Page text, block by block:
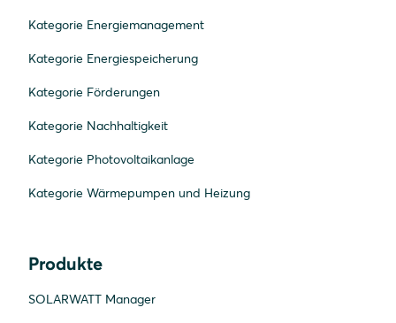
Kategorie Energiemanagement
Kategorie Energiespeicherung
Kategorie Förderungen
Kategorie Nachhaltigkeit
Kategorie Photovoltaikanlage
Kategorie Wärmepumpen und Heizung
Produkte
SOLARWATT Manager